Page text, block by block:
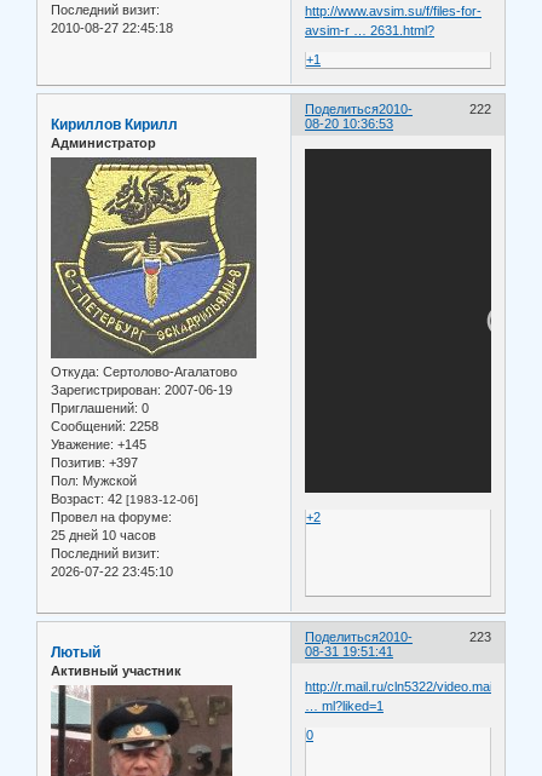
Последний визит:
2010-08-27 22:45:18
http://www.avsim.su/f/files-for-
avsim-r … 2631.html?
+1
Поделиться 222
2010-
08-20 10:36:53
Кириллов Кирилл
Администратор
Откуда: Сертолово-Агалатово
Зарегистрирован: 2007-06-19
Приглашений: 0
Сообщений: 2258
Уважение: +145
Позитив: +397
Пол: Мужской
Возраст: 42 [1983-12-06]
Провел на форуме:
25 дней 10 часов
Последний визит:
2026-07-22 23:45:10
+2
Поделиться 223
2010-
08-31 19:51:41
Лютый
Активный участник
http://r.mail.ru/cln5322/video.mail.ru/
… ml?liked=1
0